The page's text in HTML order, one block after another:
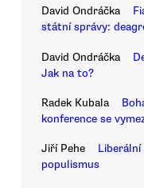
David Ondráčka
státní správy:
David Ondráčka
Jak na to?
Radek Kubala
konference se
Jiří Pehe
populismus